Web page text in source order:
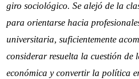
giro sociológico. Se alejó de la
para orientarse hacia
universitaria, suficientemente
considerar resuelta la cuestión de
económica y convertir la política